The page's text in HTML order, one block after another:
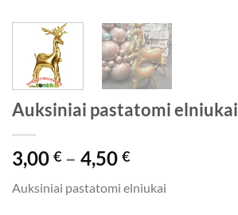
Auksiniai pastatomi elniukai
3,00 € – 4,50 €Price
3,00 €
Auksiniai pastatomi elniukai